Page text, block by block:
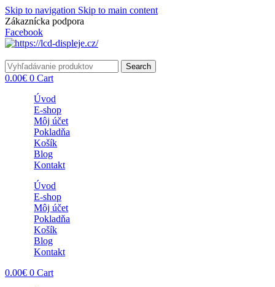
Skip to navigation Skip to main content
Zákaznícka podpora
Facebook
Search
0.00€ 0 Cart
Úvod
E-shop
Môj účet
Pokladňa
Košík
Blog
Kontakt
Úvod
E-shop
Môj účet
Pokladňa
Košík
Blog
Kontakt
0.00€ 0 Cart